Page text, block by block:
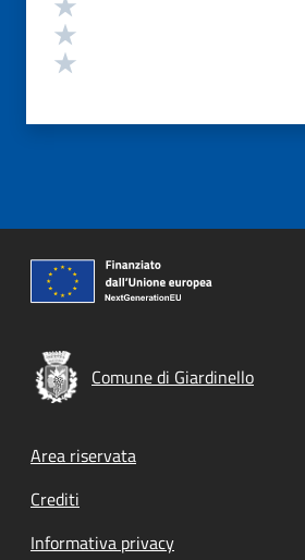
Comune di Giardinello
Footer menu
Area riservata
Crediti
Informativa privacy